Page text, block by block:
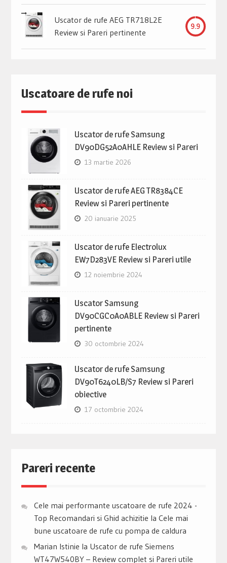
Uscator de rufe AEG TR718L2E
Review si Pareri pertinente
9.9
Uscatoare de rufe noi
Uscator de rufe Samsung
DV90DG52A0AHLE Review si Pareri
13 martie 2026
Uscator de rufe AEG TR8384CE
Review si Pareri pertinente
20 ianuarie 2025
Uscator de rufe Electrolux
EW7D283VE Review si Pareri utile
12 noiembrie 2024
Uscator Samsung
DV90CGC0A0ABLE Review si Pareri
pertinente
30 octombrie 2024
Uscator de rufe Samsung
DV90T6240LB/S7 Review si Pareri
obiective
17 octombrie 2024
Pareri recente
Cele mai performante uscatoare de rufe 2024 -
Top Recomandari si Ghid achizitie la Cele mai
bune uscatoare de rufe cu pompa de caldura
Marian Istinie la Uscator de rufe Siemens
WT47W540BY – Review complet si Pareri utile